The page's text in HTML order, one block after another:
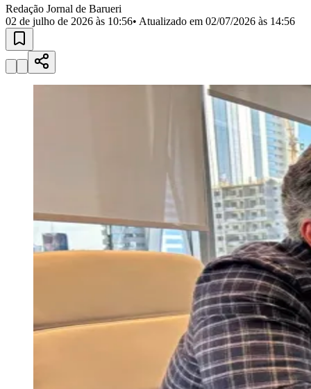
JubranBelvalBethavilleBoa
VistaCalifórnia CarapicuíbaCentroChácaras MarcoCidades da
Região
Militar
Califórnia Jardim dos Altos
Esperança Jardim Graziela
Jardim Reginalice
Jardim SilveiraJardim
Osasco
Parque dos
Parque Viana
Pirapora
Vila Barros Vila Boa VistaVila
Vila Nossa Sra. da
Anuncie no Portal
Guia de Empresas
Divulgar Vagas
Novo
Publicidade Legal
Hospitais Estaduais
Parques & Represas
CarapicuíbaJandiraItapeviCotiaPirapora
CajamarCaieirasFranco da
Redação Jornal de Barueri
02 de julho de 2026 às 10:56• Atualizado em 02/07/2026 às 14:56